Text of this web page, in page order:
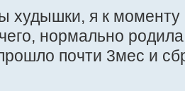
худышки, я к
нормально
почти 3мес и